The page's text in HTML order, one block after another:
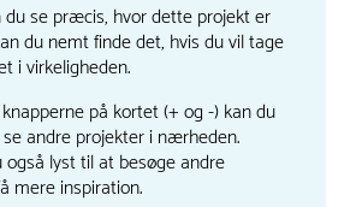
du se præcis, hvor dette projekt er
du nemt finde det, hvis du vil tage
i virkeligheden.
på kortet (+ og -) kan du
andre projekter i nærheden.
også lyst til at besøge andre
mere inspiration.